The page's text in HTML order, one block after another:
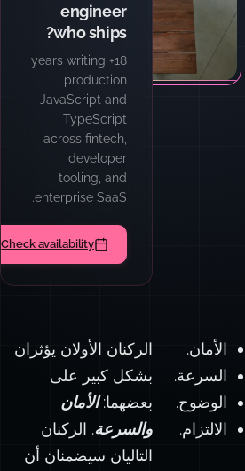
engineer
who ships?
18+ years writing
production
JavaScript and
TypeScript
across fintech,
developer
tooling, and
enterprise SaaS.
Check availability
الأمان.
السرعة.
الوضوح.
الالتزام.
الركنان الأولان يؤثران
بشكل كبير على
بعضهما:الأمان
والسرعة. الركنان
التاليان سيضمنان أن